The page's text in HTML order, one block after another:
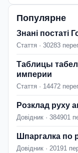
Популярне
Знані постаті
Стаття · 30283
Таблицы
империи
Стаття · 14472
Розклад руху
Довідник · 384901
Шпаргалка по
Довідник · 20191